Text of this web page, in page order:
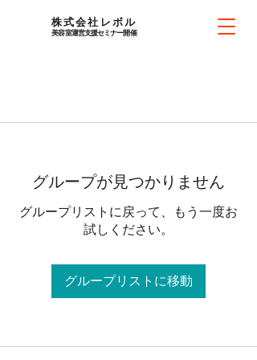
​株式会社レボル
美容室運営支援セミナー開催
グループが見つかりません
グループリストに戻って、もう一度お
試しください。
グループリストに移動